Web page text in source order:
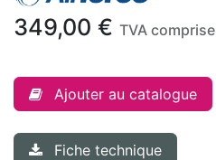
349,00 € TVA comprise
Ajouter au catalogue
Fiche technique